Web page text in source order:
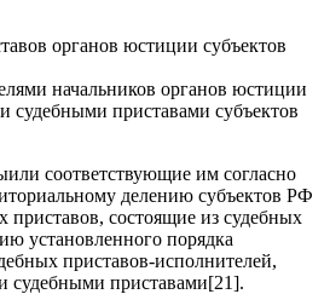
органов юстиции субъектов
начальников органов юстиции
судебными приставами субъектов
соответствующие им согласно
делению субъектов РФ
приставов, состоящие из судебных
установленного порядка
приставов-исполнителей,
судебными приставами[21].